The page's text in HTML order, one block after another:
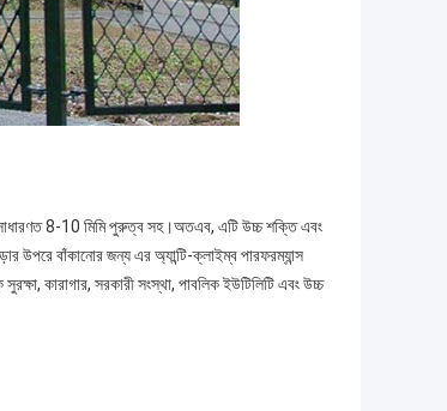
সাধারণত 8-10 মিমি পুরুত্ব সহ।অতএব, এটি উচ্চ শক্তি এবং
উপরে বাঁকানোর জন্য এর অ্যান্টি-ক্লাইম্ব পারফরম্যান্স
কারাগার, সরকারী সংস্থা, পাবলিক ইউটিলিটি এবং উচ্চ